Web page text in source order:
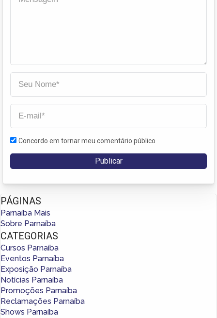
Concordo em tornar meu comentário público
PÁGINAS
Parnaíba Mais
Sobre Parnaíba
CATEGORIAS
Cursos Parnaíba
Eventos Parnaíba
Exposição Parnaíba
Notícias Parnaíba
Promoções Parnaíba
Reclamações Parnaíba
Shows Parnaíba